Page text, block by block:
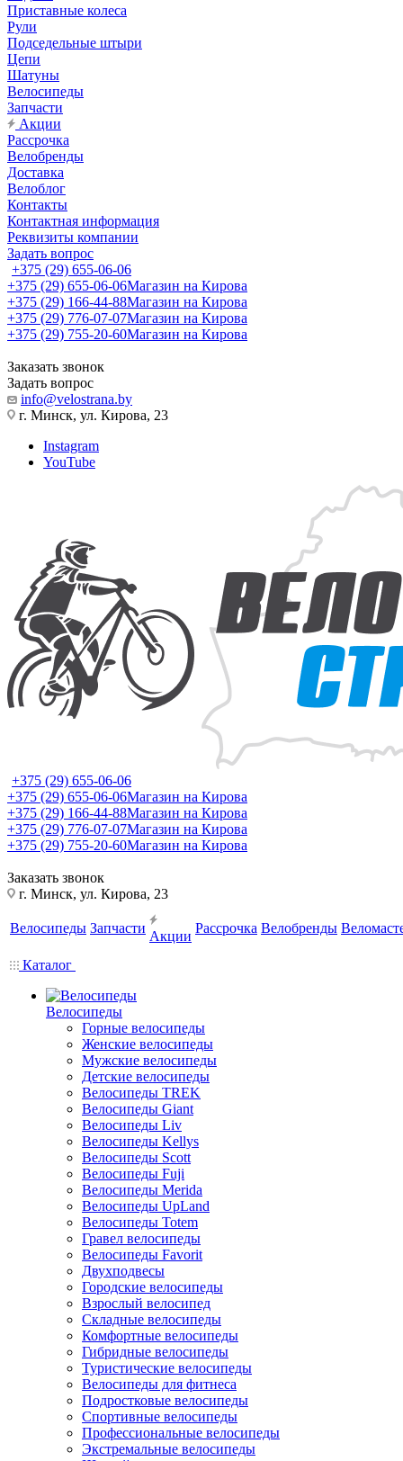
Приставные колеса
Рули
Подседельные штыри
Цепи
Шатуны
Велосипеды
Запчасти
Акции
Рассрочка
Велобренды
Доставка
Велоблог
Контакты
Контактная информация
Реквизиты компании
Задать вопрос
+375 (29) 655-06-06
+375 (29) 655-06-06Магазин на Кирова
+375 (29) 166-44-88Магазин на Кирова
+375 (29) 776-07-07Магазин на Кирова
+375 (29) 755-20-60Магазин на Кирова
Заказать звонок
Задать вопрос
info@velostrana.by
г. Минск, ул. Кирова, 23
Instagram
YouTube
+375 (29) 655-06-06
+375 (29) 655-06-06Магазин на Кирова
+375 (29) 166-44-88Магазин на Кирова
+375 (29) 776-07-07Магазин на Кирова
+375 (29) 755-20-60Магазин на Кирова
Заказать звонок
г. Минск, ул. Кирова, 23
Велосипеды Запчасти
Акции
Рассрочка Велобренды
Каталог
Велосипеды
Горные велосипеды
Женские велосипеды
Мужские велосипеды
Детские велосипеды
Велосипеды TREK
Велосипеды Giant
Велосипеды Liv
Велосипеды Kellys
Велосипеды Scott
Велосипеды Fuji
Велосипеды Merida
Велосипеды UpLand
Велосипеды Totem
Гравел велосипеды
Велосипеды Favorit
Двухподвесы
Городские велосипеды
Взрослый велосипед
Складные велосипеды
Комфортные велосипеды
Гибридные велосипеды
Туристические велосипеды
Велосипеды для фитнеса
Подростковые велосипеды
Спортивные велосипеды
Профессиональные велосипеды
Экстремальные велосипеды